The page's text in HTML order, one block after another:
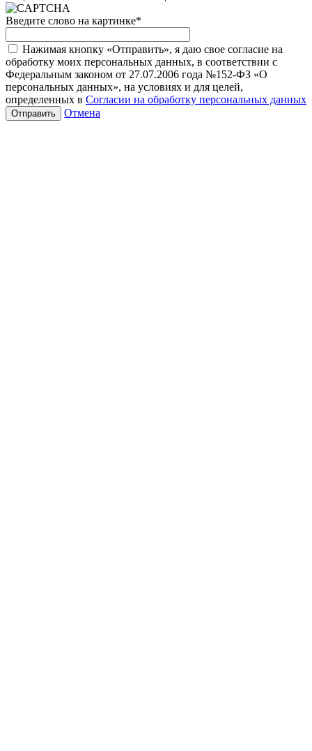
Введите слово на картинке*
Нажимая кнопку «Отправить», я даю свое согласие на
обработку моих персональных данных, в соответствии с
Федеральным законом от 27.07.2006 года №152-ФЗ «О
персональных данных», на условиях и для целей,
определенных в Согласии на обработку персональных данных
Отмена